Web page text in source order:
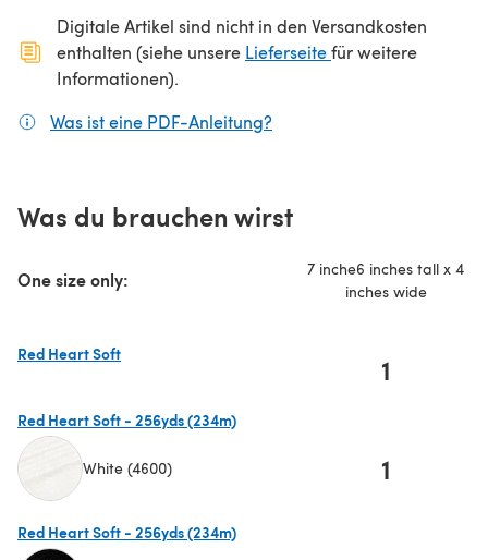
Digitale Artikel sind nicht in den Versandkosten
enthalten (siehe unsere Lieferseite(öffnet sich in
für weitere
Informationen).
Was ist eine PDF-Anleitung?
Was du brauchen wirst
One size only:
7 inche6 inches tall x 4
inches wide
Red Heart Soft
1
Red Heart Soft - 256yds (234m)
White (4600) 1
Red Heart Soft - 256yds (234m)